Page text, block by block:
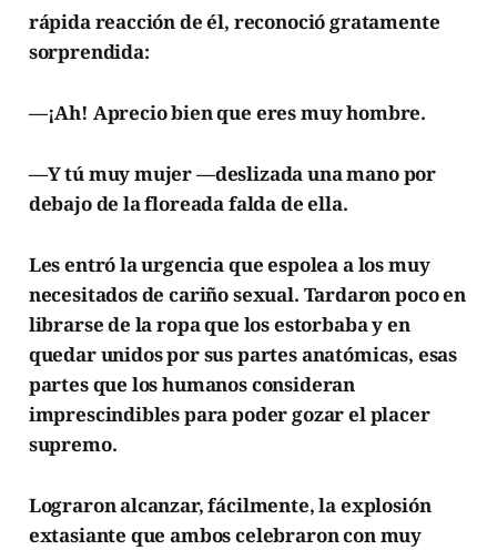
rápida reacción de él, reconoció gratamente
sorprendida:
—¡Ah! Aprecio bien que eres muy hombre.
—Y tú muy mujer —deslizada una mano por
debajo de la floreada falda de ella.
Les entró la urgencia que espolea a los muy
necesitados de cariño sexual. Tardaron poco en
librarse de la ropa que los estorbaba y en
quedar unidos por sus partes anatómicas, esas
partes que los humanos consideran
imprescindibles para poder gozar el placer
supremo.
Lograron alcanzar, fácilmente, la explosión
extasiante que ambos celebraron con muy